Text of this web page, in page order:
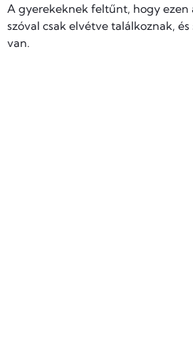
A gyerekeknek feltűnt, hogy ezen
szóval csak elvétve találkoznak,
van.